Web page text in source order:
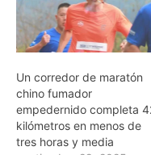
Un corredor de maratón
chino fumador
empedernido completa
kilómetros en menos de
tres horas y media